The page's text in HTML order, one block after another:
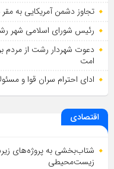
تجاوز دشمن آمریکایی به مقر
رئیس شورای اسلامي شهر
دعوت شهردار رشت از مردم
امت
ادای احترام سران قوا و
اقتصادی
شتاب‌بخشی به پروژه‌های
زیست‌محیطی